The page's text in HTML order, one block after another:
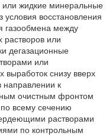
или жидкие минеральные
восстановления
газообмена между
растворов или
дегазационные
или
снизу вверх
направлении к
очистным фронтом
всему сечению
растворами
по контрольным